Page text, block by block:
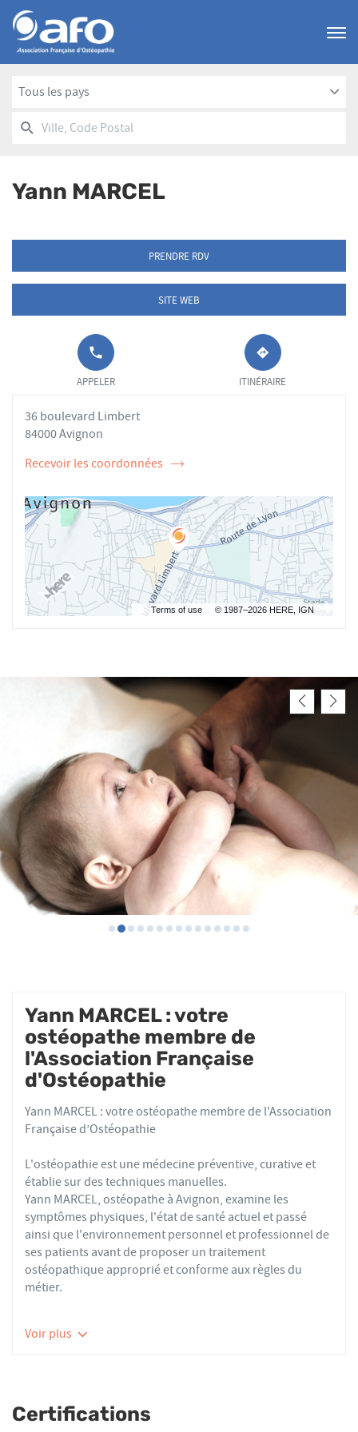
Menu
Tous les pays
Ville,RECHERCHER
UN
AFO
Yann MARCEL
PRENDRE RDV
APPELER LE
POINT DE
VENTE YANN
APPELER ITINÉRAIRE
JUSQU'AU
POINT
DE
SITE WEB
36 boulevard Limbert
84000 Avignon
Recevoir les coordonnées
de
Yann
MARCEL
Terms of use © 1987–2026 HERE, IGN
Yann MARCEL : votre
ostéopathe membre de
l'Association Française
d'Ostéopathie
Yann MARCEL : votre ostéopathe membre de l'Association
Française d’Ostéopathie
L'ostéopathie est une médecine préventive, curative et
établie sur des techniques manuelles.
Yann MARCEL, ostéopathe à Avignon, examine les
symptômes physiques, l'état de santé actuel et passé
ainsi que l'environnement personnel et professionnel de
ses patients avant de proposer un traitement
ostéopathique approprié et conforme aux règles du
métier.
thérapeutiques conformes aux recommandations de
fonctionnels d’ordre ostéoarticulaire, viscéral ou
Voir plus
Certifications